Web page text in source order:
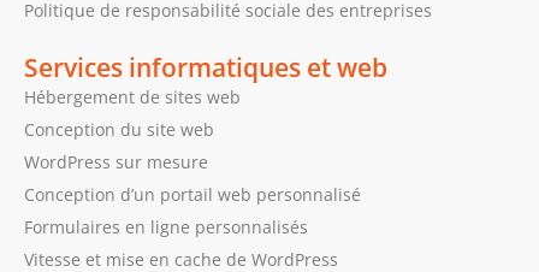
Politique de responsabilité sociale des entreprises
Services informatiques et web
Hébergement de sites web
Conception du site web
WordPress sur mesure
Conception d’un portail web personnalisé
Formulaires en ligne personnalisés
Vitesse et mise en cache de WordPress